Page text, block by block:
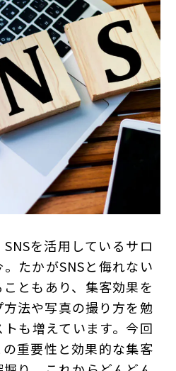
を活用しているサロ
たかがSNSと侮れない
ともあり、集客効果を
法や写真の撮り方を勉
も増えています。今回
重要性と効果的な集客